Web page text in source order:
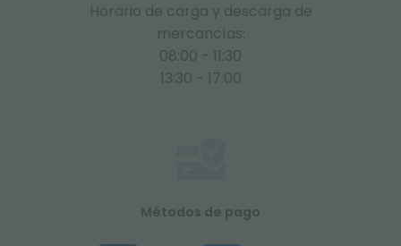
Horario de carga y descarga de
mercancías:
08:00 - 11:30
13:30 - 17:00
Métodos de pago